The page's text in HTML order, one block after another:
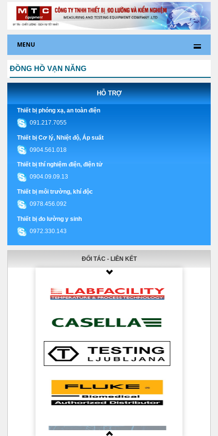
MENU
ĐỒNG HỒ VẠN NĂNG
HỖ TRỢ
Thiết bị phóng xạ, an toàn điện
091.217.7055
Thiết bị Cơ lý, Nhiệt độ, Áp suất
0904.561.018
Thiết bị thí nghiệm điện, điện tử
0904.09.09.13
Thiết bị môi trường, khí độc
0978.456.092
Thiết bị đo lường y sinh
0972.330.143
ĐỐI TÁC - LIÊN KẾT